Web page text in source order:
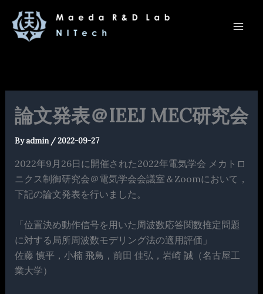
論文発表＠IEEJ MEC研究会
Byadmin /2022-09-27
2022年9月26日に開催された2022年電気学会 メカトロ
ニクス制御研究会＠電気学会会議室＆Zoomにおいて，
下記の論文発表を行いました。
「位置決め動作信号を用いた周波数応答関数推定問題
に対する局所周波数モデリング法の適用評価」
佐藤 慎平，小楠 飛鳥，前田 佳弘，岩崎 誠（名古屋工
業大学）